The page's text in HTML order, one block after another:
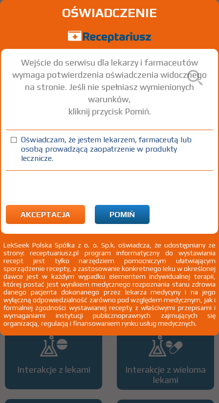
Donepezil hydrochloride
tabl. powl. 5 mg 28 szt. Doustnie
100%
30%(1) 75+(2)
Pacjenci 65+
Wszystkie dawki leku
Interakcje z lekami
ATC
Interakcje z wieloma
lekami
OŚWIADCZENIE
Wejście do serwisu dla lekarzy i farmaceutów
wymaga potwierdzenia oświadczenia widocznego
na stronie. Jeśli nie spełniasz wymienionych
warunków,
kliknij przycisk Pomiń.
Oświadczam, że jestem lekarzem, farmaceutą lub
osobą prowadzącą zaopatrzenie w produkty
lecznicze.
AKCEPTACJA POMIŃ
LekSeek Polska Spółka z o. o. Sp.k. oświadcza, że udostępniany ze
strony: receptuariusz.pl program informatyczny do wystawiania
recept jest tylko narzędziem pomocniczym ułatwiającym
sporządzenie recepty, a zastosowanie konkretnego leku w określonej
dawce jest w każdym wypadku elementem indywidualnej terapii,
której postać jest wynikiem medycznego rozpoznania stanu zdrowia
danego pacjenta dokonanego przez lekarza medycyny i na jego
wyłączną odpowiedzialność zarówno pod względem medycznym, jak i
formalnej zgodności wystawianej recepty z właściwymi przepisami i
wymaganiami instytucji publicznoprawnych zajmujących się
organizacją, regulacją i finansowaniem rynku usług medycznych.